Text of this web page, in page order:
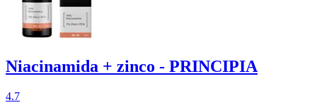
Niacinamida + zinco - PRINCIPIA
4.7